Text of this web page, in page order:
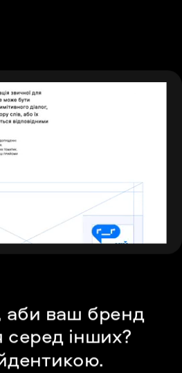
ваш бренд
серед інших?